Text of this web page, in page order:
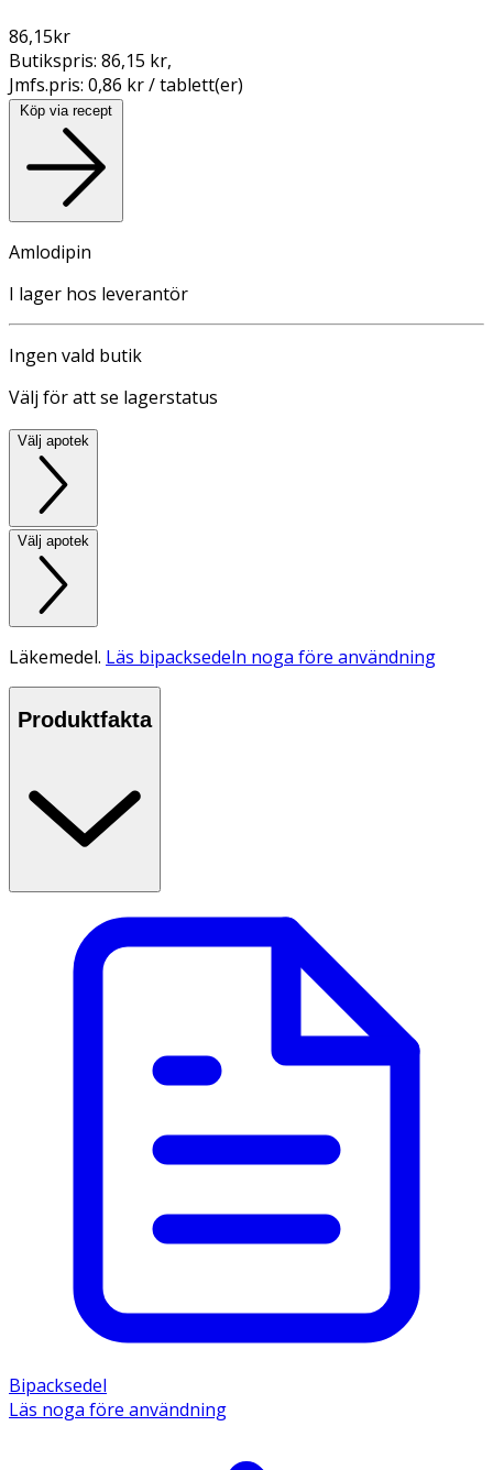
86,15kr
Butikspris: 86,15 kr,
Jmfs.pris: 0,86 kr / tablett(er)
Köp via recept
Amlodipin
I lager hos leverantör
Ingen vald butik
Välj för att se lagerstatus
Välj apotek
Välj apotek
Läkemedel. Läs bipacksedeln noga före användning
Produktfakta
Bipacksedel
Läs noga före användning